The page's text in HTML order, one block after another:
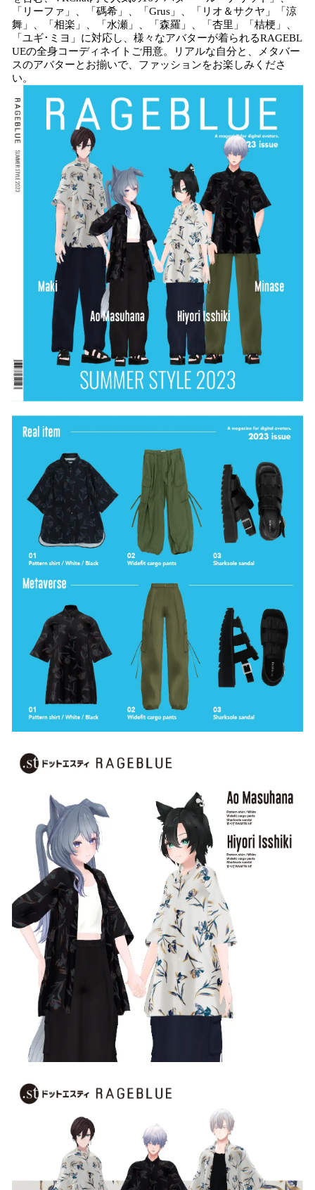
「リーファ」、「碼希」、「Grus」、「リオ＆サクヤ」「涼
舞」、「相楽」、「水瀬」、「森羅」、「杏里」「桔梗」、
「ユギ･ミヨ」に対応し、様々なアバターが着られるRAGEBL
UEの全身コーディネイトご用意。リアルな自分と、メタバー
スのアバターとお揃いで、ファッションをお楽しみくださ
い。